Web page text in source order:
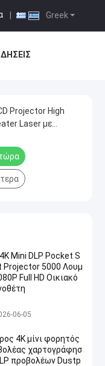
Greek
Projector High
Laser με
US Plug
Mini DLP Pocket S
Projector 5000 Λουμ
Full HD Οικιακό
προβολέας Android
06-05
4K μίνι φορητός
χαρτογράφησ
προβολέων Dustp